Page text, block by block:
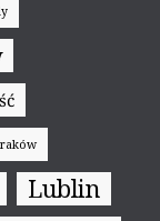
Lublin